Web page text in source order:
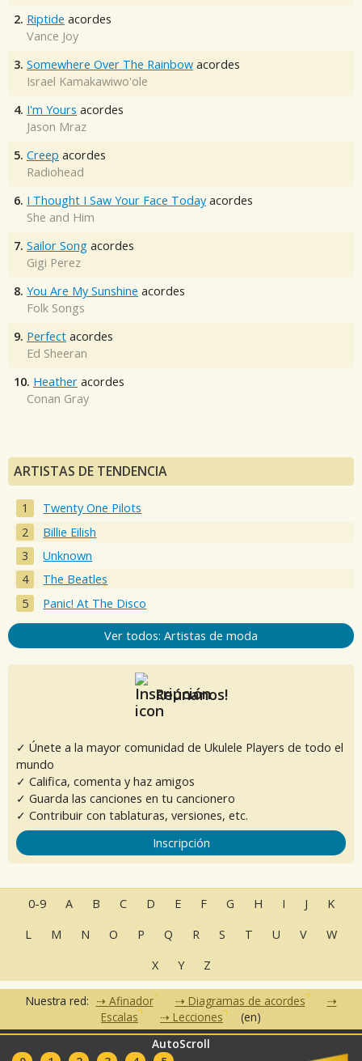
AutoScroll
2. Riptide acordes
Vance Joy
3. Somewhere Over The Rainbow acordes
Israel Kamakawiwo'ole
4. I'm Yours acordes
Jason Mraz
5. Creep acordes
Radiohead
6. I Thought I Saw Your Face Today acordes
She and Him
7. Sailor Song acordes
Gigi Perez
8. You Are My Sunshine acordes
Folk Songs
9. Perfect acordes
Ed Sheeran
10. Heather acordes
Conan Gray
ARTISTAS DE TENDENCIA
Twenty One Pilots
Billie Eilish
Unknown
The Beatles
Panic! At The Disco
Ver todos: Artistas de moda
Reúnanos!
✓ Únete a la mayor comunidad de Ukulele Players de todo el
mundo
✓ Califica, comenta y haz amigos
✓ Guarda las canciones en tu cancionero
✓ Contribuir con tablaturas, versiones, etc.
Inscripción
0-9 A B C D E F G H I J
K
L
M N O P Q R S T U V
W
X
Y Z
Nuestra red: Afinador
Diagramas de acordes
Escalas
Lecciones (en)
CGU•Política de privacidad